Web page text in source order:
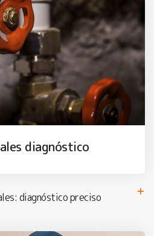
diagnóstico
diagnóstico preciso